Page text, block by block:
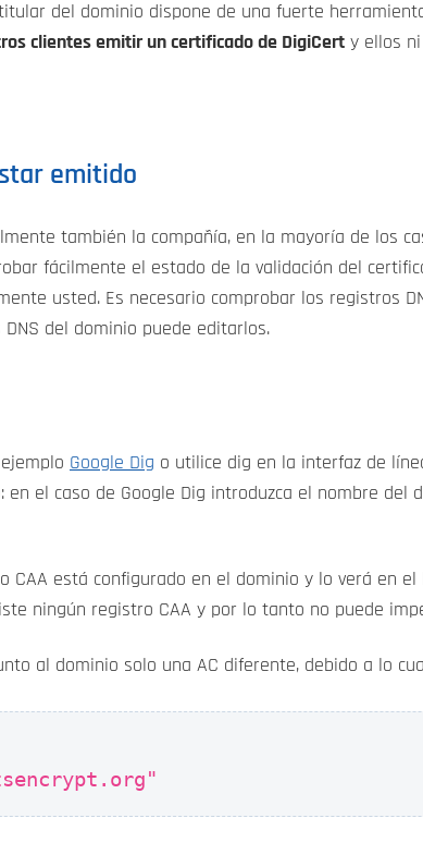
del dominio dispone de una fuerte
clientes emitir un certificado de DigiCert y ellos
emitido
también la compañía, en la mayoría de los
fácilmente el estado de la validación del
usted. Es necesario comprobar los registros
del dominio puede editarlos.
Google Dig o utilice dig en la interfaz de
el caso de Google Dig introduzca el nombre del
está configurado en el dominio y lo verá en el
ningún registro CAA y por lo tanto no puede
al dominio solo una AC diferente, debido a lo